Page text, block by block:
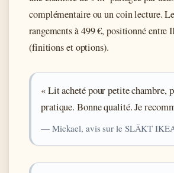
complémentaire ou un coin lecture.
rangements à 499 €, positionné
(finitions et options).
« Lit acheté pour petite chambre,
pratique. Bonne qualité. Je
— Mickael, avis sur le SLÄKT